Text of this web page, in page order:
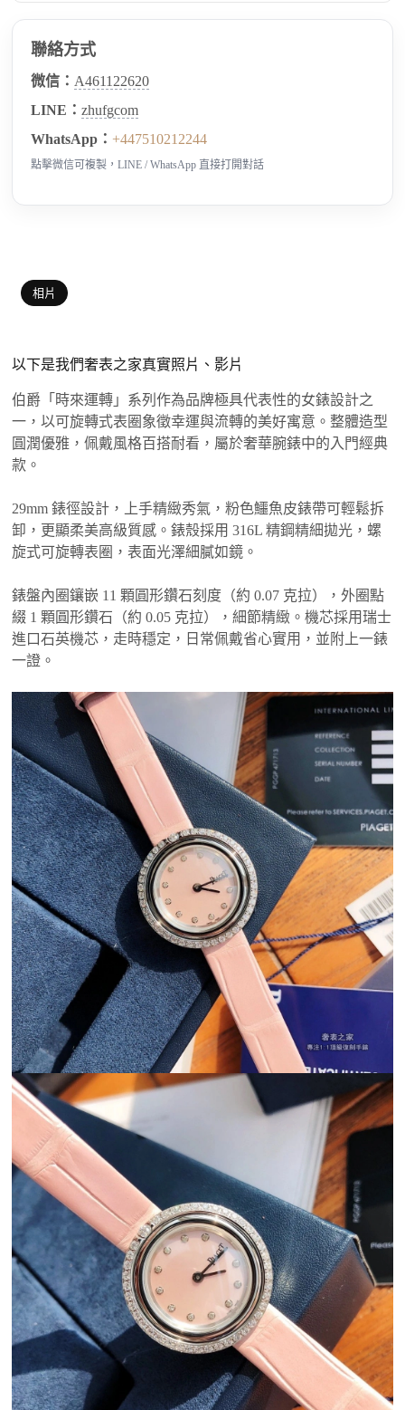
聯絡方式
微信： A461122620
LINE：zhufgcom
WhatsApp：+447510212244
點擊微信可複製，LINE / WhatsApp 直接打開對話
相片
以下是我們奢表之家真實照片、影片
伯爵「時來運轉」系列作為品牌極具代表性的女錶設計之
一，以可旋轉式表圈象徵幸運與流轉的美好寓意。整體造型
圓潤優雅，佩戴風格百搭耐看，屬於奢華腕錶中的入門經典
款。
29mm 錶徑設計，上手精緻秀氣，粉色鱷魚皮錶帶可輕鬆拆
卸，更顯柔美高級質感。錶殼採用 316L 精鋼精細拋光，螺
旋式可旋轉表圈，表面光澤細膩如鏡。
錶盤內圈鑲嵌 11 顆圓形鑽石刻度（約 0.07 克拉），外圈點
綴 1 顆圓形鑽石（約 0.05 克拉），細節精緻。機芯採用瑞士
進口石英機芯，走時穩定，日常佩戴省心實用，並附上一錶
一證。